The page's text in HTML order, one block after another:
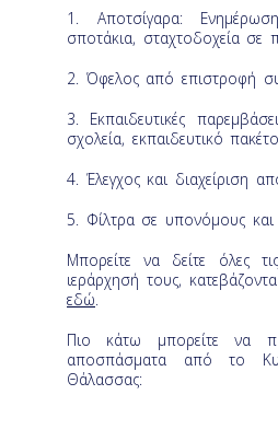
1. Αποτσίγαρα:
σποτάκια, σταχτοδοχεία σε
2. Όφελος από επιστροφή
3. Εκπαιδευτικές
σχολεία, εκπαιδευτικό
4. Έλεγχος και διαχείριση
5. Φίλτρα σε υπονόμους και
Μπορείτε να δείτε όλες
ιεράρχησή τους,
εδώ.
Πιο κάτω μπορείτε να
αποσπάσματα από το
Θάλασσας: